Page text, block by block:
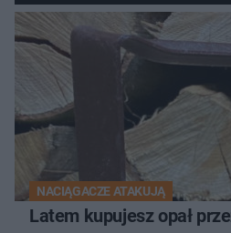
NACIĄGACZE ATAKUJĄ
Latem kupujesz opał